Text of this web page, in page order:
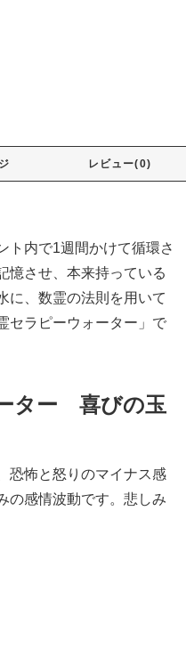
レビュー(0)
ト内で1週間かけて循環さ
憶させ、本来持っている
に、数霊の法則を用いて
セラピーウォーター」で
ター 喜びの玉
恐怖と怒りのマイナス感
の感情波動です。悲しみ